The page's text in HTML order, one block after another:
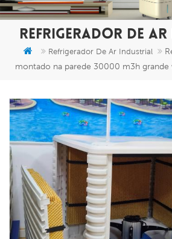
REFRIGERADOR DE
Refrigerador De Ar Industrial
montado na parede 30000 m3h grande